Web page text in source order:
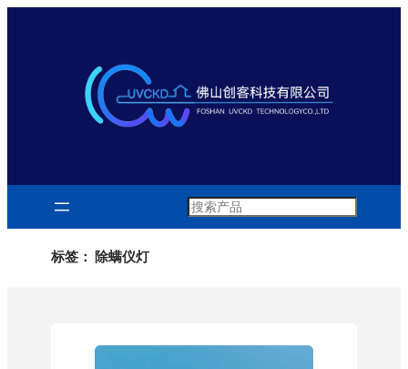
Search
标签： 除螨仪灯